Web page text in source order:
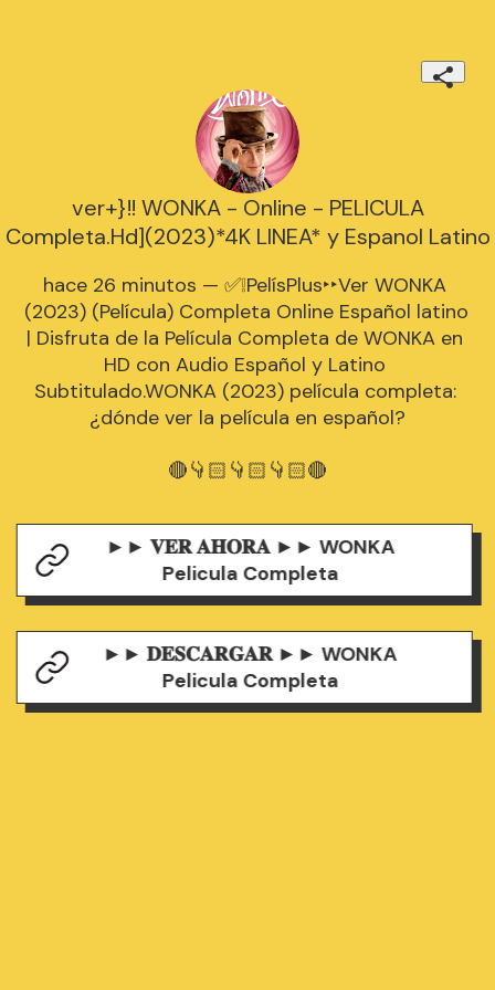
ver+}!! WONKA - Online - PELICULA
Completa.Hd](2023)*4K LINEA* y Espanol Latino
hace 26 minutos — ✅❕PelísPlus‣‣Ver WONKA
(2023) (Película) Completa Online Español latino
| Disfruta de la Película Completa de WONKA en
HD con Audio Español y Latino
Subtitulado.WONKA (2023) película completa:
¿dónde ver la película en español?
🔴👇🏻👇🏻👇🏻🔴
►► 𝐕𝐄𝐑 𝐀𝐇𝐎𝐑𝐀 ►► WONKA
Pelicula Completa
►► 𝐃𝐄𝐒𝐂𝐀𝐑𝐆𝐀𝐑 ►► WONKA
Pelicula Completa